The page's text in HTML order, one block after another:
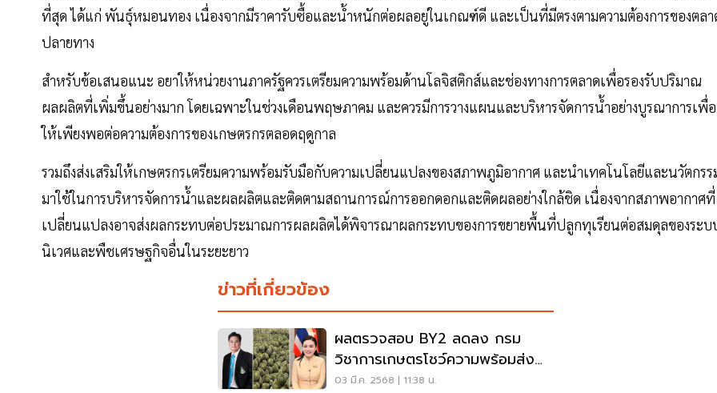
ที่สุด ได้แก่ พันธุ์หมอนทอง เนื่องจากมีราคารับซื้อและน้ำหนักต่อผลอยู่ในเกณฑ์ดี และเป็นที่มีตรงตามความต้องการของตล
ปลายทาง
สำหรับข้อเสนอแนะ อยาให้หน่วยงานภาครัฐควรเตรียมความพร้อมด้านโลจิสติกส์และช่องทางการตลาดเพื่อรองรับปริมาณ
ผลผลิตที่เพิ่มขึ้นอย่างมาก โดยเฉพาะในช่วงเดือนพฤษภาคม และควรมีการวางแผนและบริหารจัดการน้ำอย่างบูรณาการเพื่อ
ให้เพียงพอต่อความต้องการของเกษตรกรตลอดฤดูกาล
รวมถึงส่งเสริมให้เกษตรกรเตรียมความพร้อมรับมือกับความเปลี่ยนแปลงของสภาพภูมิอากาศ และนำเทคโนโลยีและนวัตกรร
มาใช้ในการบริหารจัดการน้ำและผลผลิตและติดตามสถานการณ์การออกดอกและติดผลอย่างใกล้ชิด เนื่องจากสภาพอากาศที่
เปลี่ยนแปลงอาจส่งผลกระทบต่อประมาณการผลผลิตได้พิจารณาผลกระทบของการขยายพื้นที่ปลูกทุเรียนต่อสมดุลของระบ
นิเวศและพืชเศรษฐกิจอื่นในระยะยาว
ข่าวที่เกี่ยวข้อง
ผลตรวจสอบ BY2 ลดลง กรม
วิชาการเกษตรโชว์ความพร้อมส่ง
ออกทุเรียน
03 มี.ค. 2568 | 11:38 น.